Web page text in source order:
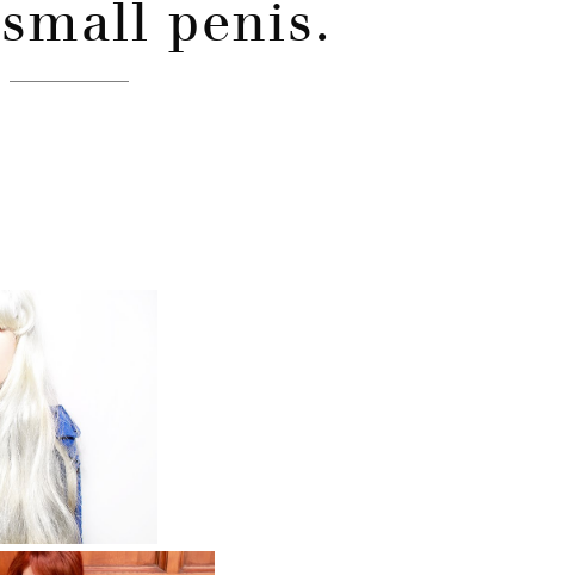
penis.